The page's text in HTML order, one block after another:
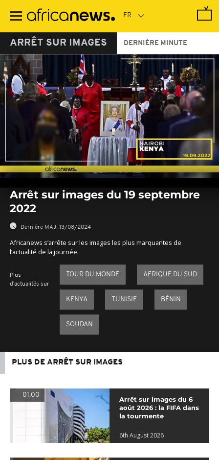
contenu
ARRÊT SUR IMAGES DERNIÈRE MINUTE
seconds
seconds
Arrêt sur images du 19 septembre
2022
Dernière MAJ: 13/08/2024
Africanews s’arrête sur les images les plus marquantes de
l’actualité de la journée.
Plus
d'actualités sur
TOUR DU MONDE AFRIQUE DU SUD
KENYA TUNISIE BÉNIN
SOUDAN
PLUS DE ARRÊT SUR IMAGES
01:00
Arrêt sur images du 6
août 2026 : la FIFA dans
la tourmente
6th August 2026